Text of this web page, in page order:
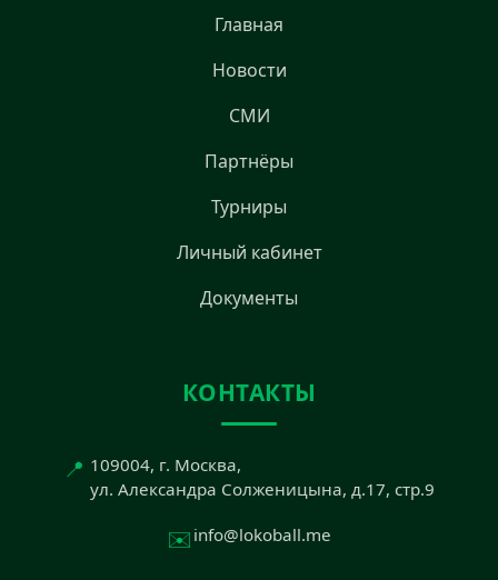
Главная
Новости
СМИ
Партнёры
Турниры
Личный кабинет
Документы
КОНТАКТЫ
📍 109004, г. Москва,
ул. Александра Солженицына, д.17, стр.9
✉️ info@lokoball.me